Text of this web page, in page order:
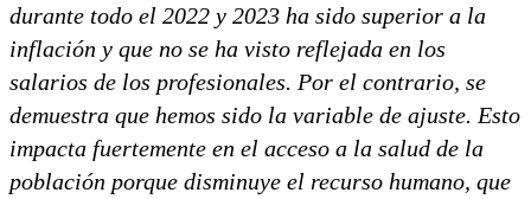
durante todo el 2022 y 2023 ha sido superior a la
inflación y que no se ha visto reflejada en los
salarios de los profesionales. Por el contrario, se
demuestra que hemos sido la variable de ajuste. Esto
impacta fuertemente en el acceso a la salud de la
población porque disminuye el recurso humano, que